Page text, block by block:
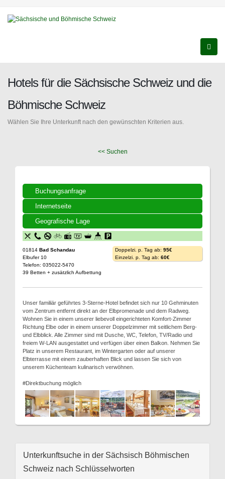
Hotels für die Sächsische Schweiz und die
Böhmische Schweiz
Wählen Sie Ihre Unterkunft nach den gewünschten Kriterien aus.
<< Suchen
Buchungsanfrage
Internetseite
Geografische Lage
01814 Bad Schandau
Elbufer 10
Telefon: 035022-5470
39 Betten + zusätzlich Aufbettung
Doppelzi. p. Tag ab: 95€
Einzelzi. p. Tag ab: 60€
Unser familiär geführtes 3-Sterne-Hotel befindet sich nur 10 Gehminuten
vom Zentrum entfernt direkt an der Elbpromenade und dem Radweg.
Wohnen Sie in einem unserer liebevoll eingerichteten Komfort-Zimmer
Richtung Elbe oder in einem unserer Doppelzimmer mit seitlichem Berg-
und Elbblick. Alle Zimmer sind mit Dusche, WC, Telefon, TV/Radio und
freiem W-LAN ausgestattet und verfügen über einen Balkon. Nehmen Sie
Platz in unserem Restaurant, im Wintergarten oder auf unserer
Elbterrasse mit einem zauberhaften Blick und lassen Sie sich von
unserem Küchenteam kulinarisch verwöhnen.
#Direktbuchung möglich
Unterkunftsuche in der Sächsisch Böhmischen
Schweiz nach Schlüsselworten